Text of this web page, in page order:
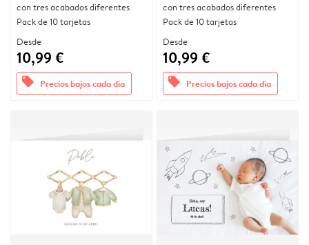
con tres acabados diferentes
Pack de 10 tarjetas
Desde
10,99 €
offers Precios bajos cada día
con tres acabados diferentes
Pack de 10 tarjetas
Desde
10,99 €
offers Precios bajos cada día